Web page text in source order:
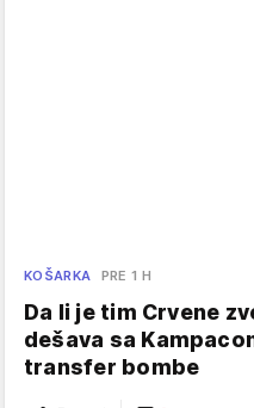
KOŠARKA PRE 1 H
Da li je tim Crvene
dešava sa
transfer bombe